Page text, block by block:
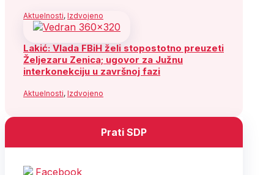
Aktuelnosti, Izdvojeno
Lakić: Vlada FBiH želi stopostotno preuzeti
Željezaru Zenica; ugovor za Južnu
interkonekciju u završnoj fazi
Aktuelnosti, Izdvojeno
Prati SDP
Facebook